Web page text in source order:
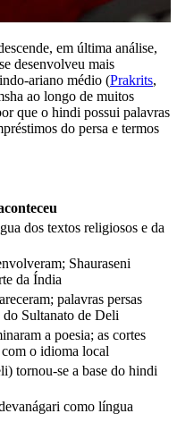
em última análise,
desenvolveu mais
ariano médio (Prakrits,
ao longo de muitos
que o hindi possui palavras
do persa e termos
dos textos religiosos e da
Shauraseni
da Índia
palavras persas
do Sultanato de Deli
a poesia; as cortes
o idioma local
tornou-se a base do hindi
como língua